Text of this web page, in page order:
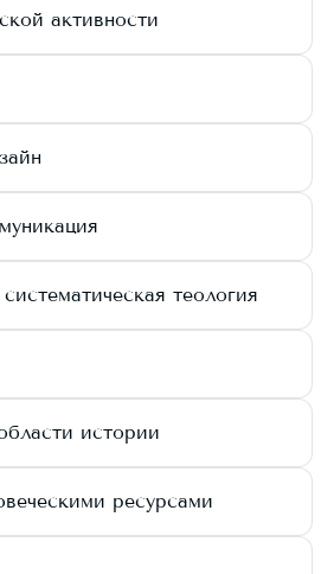
активности
теология
истории
ресурсами